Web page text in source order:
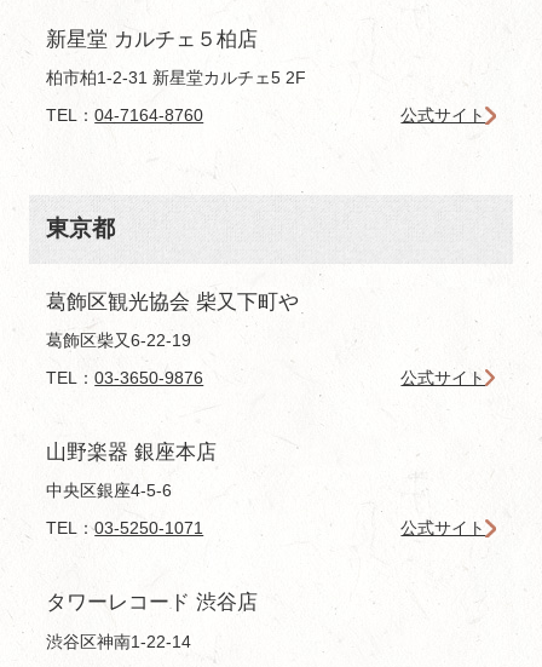
新星堂 カルチェ５柏店
柏市柏1-2-31 新星堂カルチェ5 2F
TEL：04-7164-8760 公式サイト
東京都
葛飾区観光協会 柴又下町や
葛飾区柴又6-22-19
TEL：03-3650-9876 公式サイト
山野楽器 銀座本店
中央区銀座4-5-6
TEL：03-5250-1071 公式サイト
タワーレコード 渋谷店
渋谷区神南1-22-14